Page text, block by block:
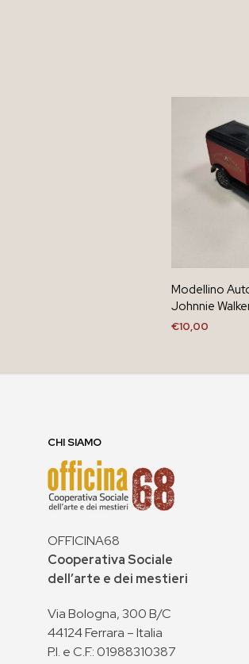
Modellino
Johnnie
€10,00
CHI SIAMO
OFFICINA68
Cooperativa Sociale
dell’arte e dei mestieri
Via Bologna, 300 B/C
44124 Ferrara – Italia
P.I. e C.F.: 01988310387